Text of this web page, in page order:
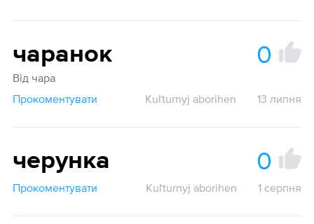
чаранок 0
Від чара
Прокоментувати
Kuľturnyj aborihen 13 липня
черунка 0
Прокоментувати Kuľturnyj aborihen 1 серпня